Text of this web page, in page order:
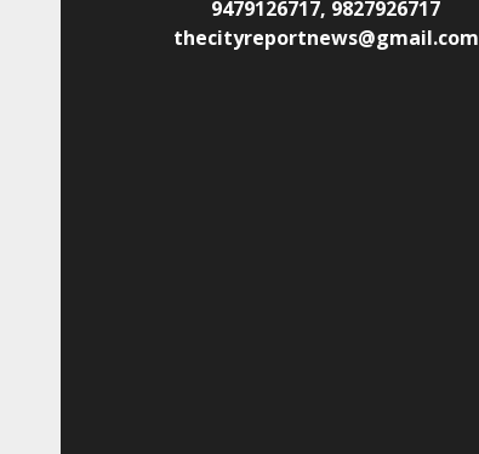
9479126717, 9827926717
thecityreportnews@gmail.com